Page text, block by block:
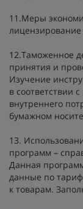
11.Меры
лицензирование
12.Таможенное
принятия и
Изучение
в соответствии
внутреннего
бумажном
13.
программ –
Данная
данные по
к товарам.